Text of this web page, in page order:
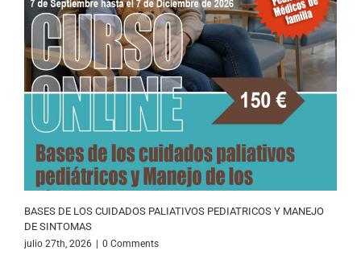
BASES DE LOS CUIDADOS PALIATIVOS PEDIATRICOS Y MANEJO
DE SINTOMAS
julio 27th, 2026 | 0 Comments